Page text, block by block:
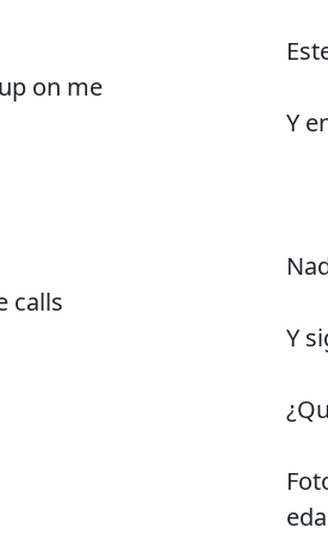
on me
calls
Y
Y